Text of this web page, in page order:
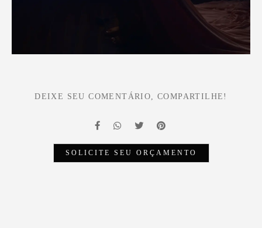
DEIXE SEU COMENTÁRIO, COMPARTILHE!
SOLICITE SEU ORÇAMENTO